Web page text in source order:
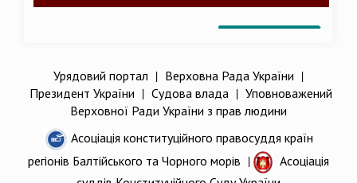
Урядовий портал | Верховна Рада України |
Президент України | Судова влада| Уповноважений
Верховної Ради України з прав людини
Асоціація конституційного правосуддя країн
регіонів Балтійського та Чорного морів |
Асоціація